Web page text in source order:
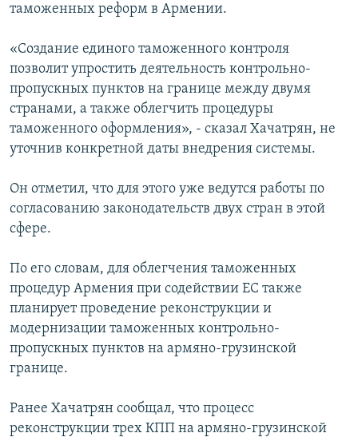
СПОРТ
АРХИВ
Հայերեն
English
Русский
Все сайты Радио Азатутюн
таможенных реформ в Армении.
«Создание единого таможенного контроля
позволит упростить деятельность контрольно-
пропускных пунктов на границе между двумя
странами, а также облегчить процедуры
таможенного оформления», - сказал Хачатрян, не
уточнив конкретной даты внедрения системы.
Он отметил, что для этого уже ведутся работы по
согласованию законодательств двух стран в этой
сфере.
По его словам, для облегчения таможенных
процедур Армения при содействии ЕС также
планирует проведение реконструкции и
модернизации таможенных контрольно-
пропускных пунктов на армяно-грузинской
границе.
Ранее Хачатрян сообщал, что процесс
реконструкции трех КПП на армяно-грузинской